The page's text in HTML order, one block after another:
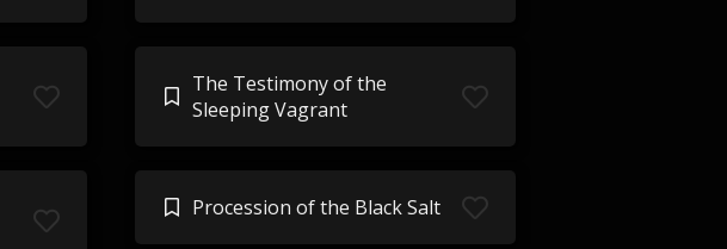
The Testimony of the
Sleeping Vagrant
Procession of the Black Salt